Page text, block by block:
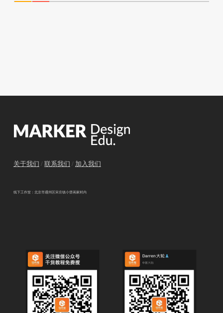
关于我们 / 联系我们 / 加入我们
线下工作室：北京市通州区宋庄镇小堡画家村内